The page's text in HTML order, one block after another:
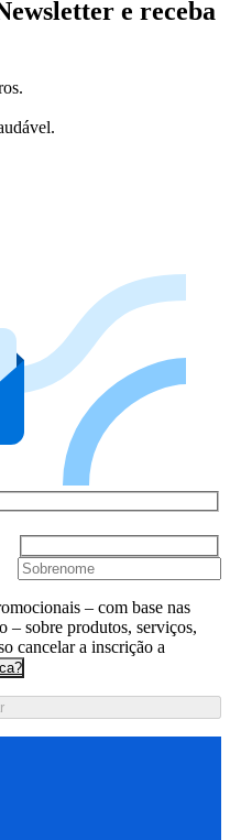
e receba
– com base nas
– sobre produtos, serviços,
cancelar a inscrição a